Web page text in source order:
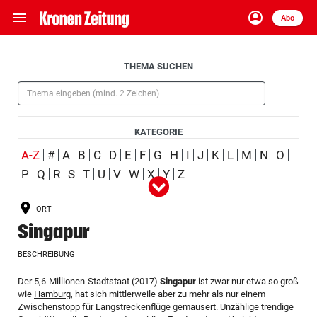
menu Navigation
ein-/ausklappen
account_circle
Anmelden
Abo
close Schließen
account_circle
arrow_right
pin_drop
Wien arrow_rightBundesland
Suchbegriff
eingeben
THEMA SUCHEN
KATEGORIE
Alle
(ausgewählt)
Person Ort
A-Z(ausgewählt)
# A B C D E F G H I J K L M N
O
P
Q R S T U V W X Y Z
ORT
Singapur
BESCHREIBUNG
Aufklappen
Der 5,6-Millionen-Stadtstaat (2017) Singapur ist zwar nur etwa so groß
wie Hamburg, hat sich mittlerweile aber zu mehr als nur einem
Zwischenstopp für Langstreckenflüge gemausert. Unzählige trendige